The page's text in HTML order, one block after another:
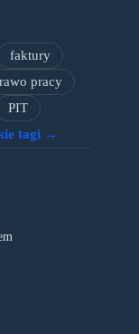
faktury
pracy
PIT
tagi →